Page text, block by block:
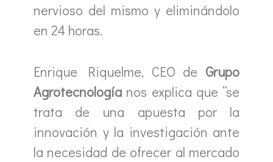
nervioso del mismo y eliminándolo
en 24 horas.
Enrique Riquelme, CEO de Grupo
Agrotecnología nos explica que “se
trata de una apuesta por la
innovación y la investigación ante
la necesidad de ofrecer al mercado